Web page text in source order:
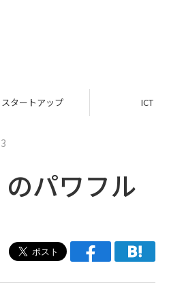
スタートアップ ICT
パワフル